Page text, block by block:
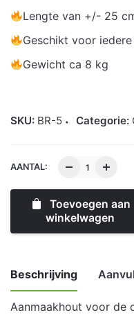
Lengte van +/- 25
Geschikt voor
Gewicht ca 8 kg
SKU: BR-5 Categorie:
AANTAL:
Toevoegen aan
winkelwagen
Beschrijving
Aanmaakhout voor de